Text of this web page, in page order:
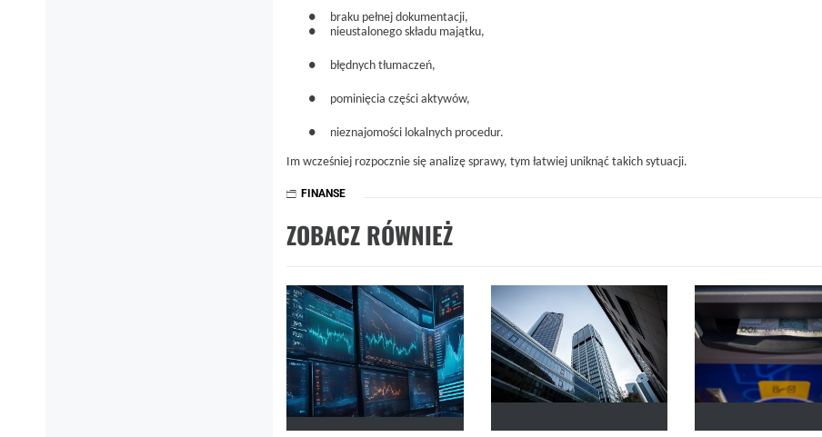
●
braku pełnej dokumentacji,
●
nieustalonego składu majątku,
● błędnych tłumaczeń,
● pominięcia części aktywów,
● nieznajomości lokalnych procedur.
Im wcześniej rozpocznie się analizę sprawy, tym łatwiej uniknąć takich sytuacji.
FINANSE
ZOBACZ RÓWNIEŻ